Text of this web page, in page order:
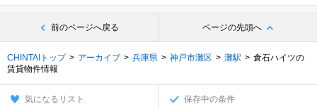
前のページへ戻る ページの先頭へ
CHINTAIトップ アーカイブ 兵庫県 神戸市灘区 灘駅
倉石ハイツの
賃貸物件情報
気になるリスト 保存中の条件